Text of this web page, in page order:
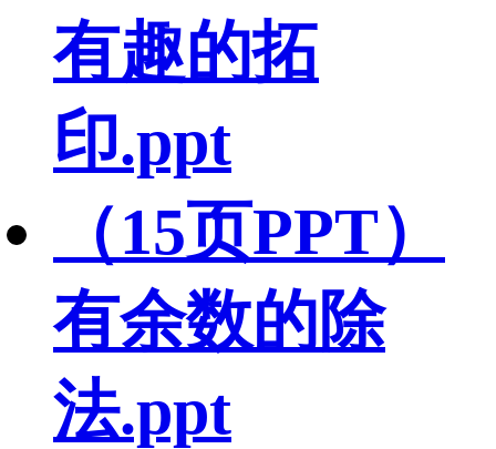
有趣的拓
印.ppt
（15页PPT）
有余数的除
法.ppt